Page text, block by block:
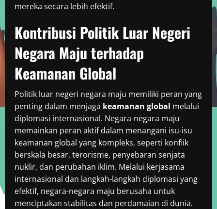
mereka secara lebih efektif.
Kontribusi Politik Luar Negeri
Negara Maju terhadap
Keamanan Global
Politik luar negeri negara maju memiliki peran yang
penting dalam menjaga keamanan global melalui
diplomasi internasional. Negara-negara maju
memainkan peran aktif dalam menangani isu-isu
keamanan global yang kompleks, seperti konflik
berskala besar, terorisme, penyebaran senjata
nuklir, dan perubahan iklim. Melalui kerjasama
internasional dan langkah-langkah diplomasi yang
efektif, negara-negara maju berusaha untuk
menciptakan stabilitas dan perdamaian di dunia.